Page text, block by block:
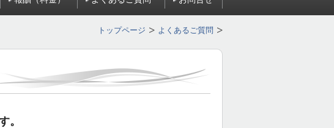
トップページ よくあるご質問
。